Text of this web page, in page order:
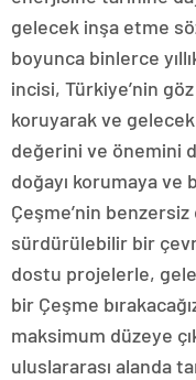
gelecek inşa etme
boyunca binlerce
incisi, Türkiye’nin
koruyarak ve
değerini ve önemini
doğayı korumaya ve
Çeşme’nin
sürdürülebilir bir
dostu projelerle,
bir Çeşme
maksimum düzeye
uluslararası alanda